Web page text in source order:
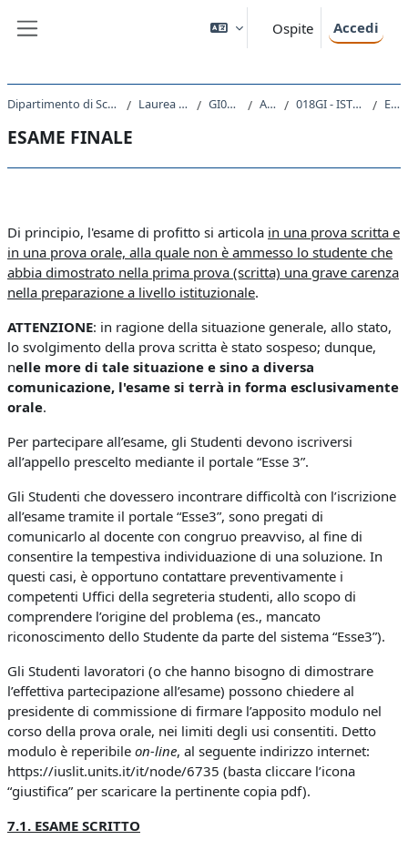
Ospite Accedi
Dipartimento di Scienze Giuridiche, del Linguaggio, dell`Interpretazione e della Traduzione Laurea Magistrale Ciclo Unico 5 anni GI01 - GIURISPRUDENZA A.A. 2020 - 2021 018GI - ISTITUZIONI DI DIRITTO PRIVATO I 2020 ESAME FINALE
ESAME FINALE
Di principio, l'esame di profitto si articola in una prova scritta e
in una prova orale, alla quale non è ammesso lo studente che
abbia dimostrato nella prima prova (scritta) una grave carenza
nella preparazione a livello istituzionale.
ATTENZIONE: in ragione della situazione generale, allo stato,
lo svolgimento della prova scritta è stato sospeso; dunque,
nelle more di tale situazione e sino a diversa
comunicazione, l'esame si terrà in forma esclusivamente
orale.
Per partecipare all’esame, gli Studenti devono iscriversi
all’appello prescelto mediante il portale “Esse 3”.
Gli Studenti che dovessero incontrare difficoltà con l’iscrizione
all’esame tramite il portale “Esse3”, sono pregati di
comunicarlo al docente con congruo preavviso, al fine di
consentire la tempestiva individuazione di una soluzione. In
questi casi, è opportuno contattare preventivamente i
competenti Uffici della segreteria studenti, allo scopo di
comprendere l’origine del problema (es., mancato
riconoscimento dello Studente da parte del sistema “Esse3”).
Gli Studenti lavoratori (o che hanno bisogno di dimostrare
l’effettiva partecipazione all’esame) possono chiedere al
presidente di commissione di firmare l’apposito modulo nel
corso della prova orale, nei limiti degli usi consentiti. Detto
modulo è reperibile on-line, al seguente indirizzo internet:
https://iuslit.units.it/it/node/6735 (basta cliccare l’icona
“giustifica” per scaricare la pertinente copia pdf).
7.1. ESAME SCRITTO